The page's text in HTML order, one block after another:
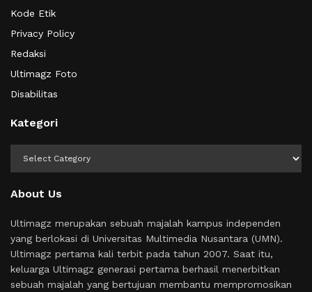
Kode Etik
Privacy Policy
Redaksi
Ultimagz Foto
Disabilitas
Kategori
About Us
Ultimagz merupakan sebuah majalah kampus independen
yang berlokasi di Universitas Multimedia Nusantara (UMN).
Ultimagz pertama kali terbit pada tahun 2007. Saat itu,
keluarga Ultimagz generasi pertama berhasil menerbitkan
sebuah majalah yang bertujuan membantu mempromosikan